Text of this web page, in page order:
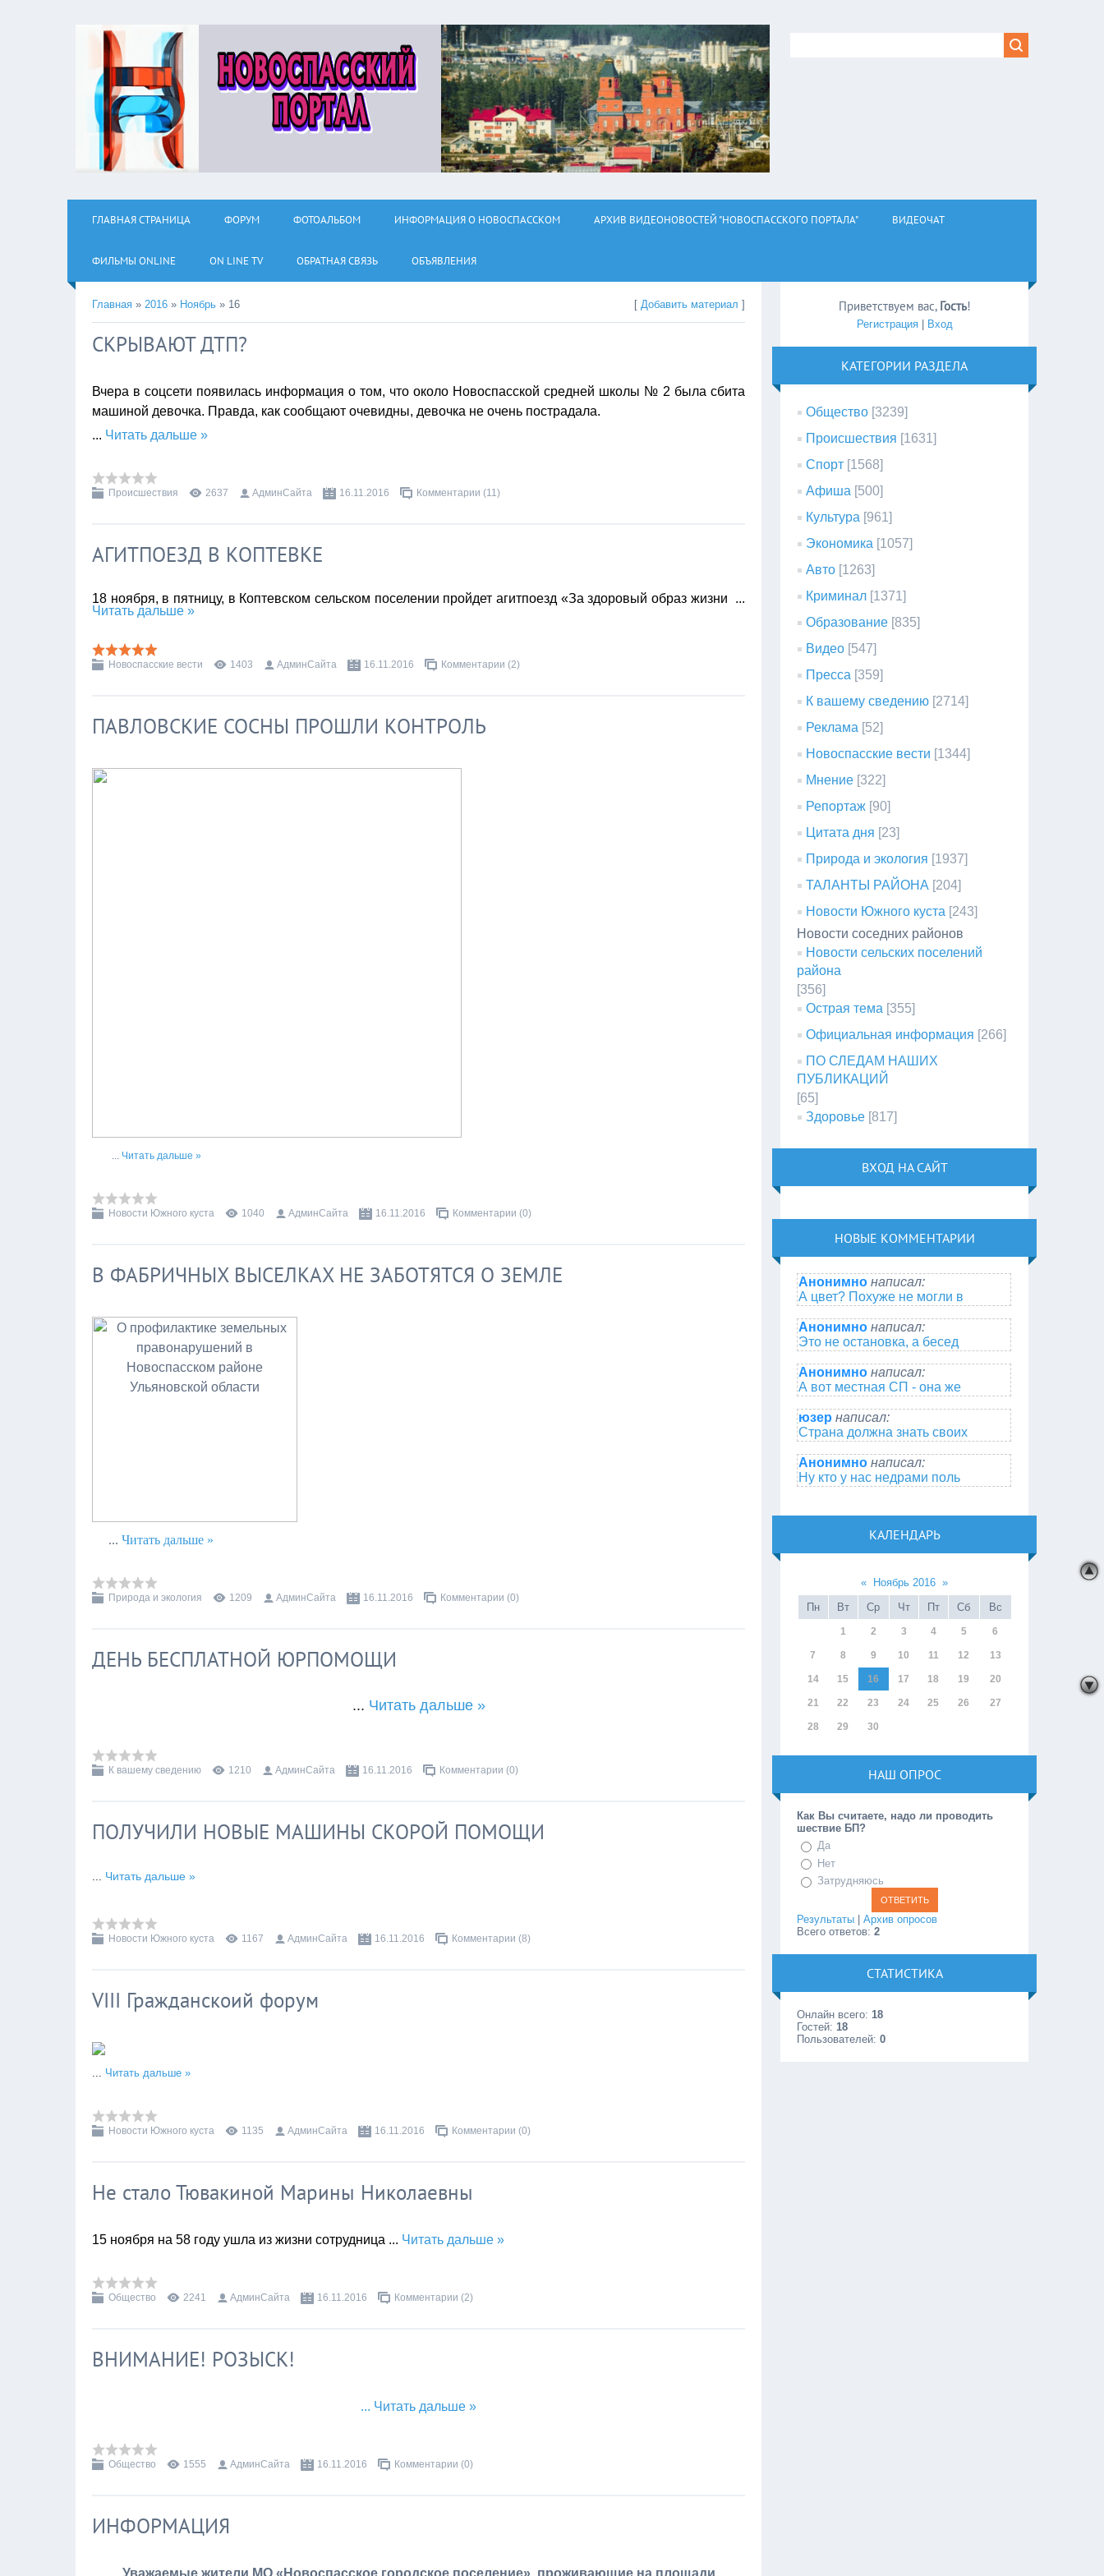
ГЛАВНАЯ СТРАНИЦА ФОРУМ ФОТОАЛЬБОМ ИНФОРМАЦИЯ О НОВОСПАССКОМ АРХИВ ВИДЕОНОВОСТЕЙ "НОВОСПАССКОГО ПОРТАЛА" ВИДЕОЧАТ
ФИЛЬМЫ ОNLINE ON LINE TV ОБРАТНАЯ СВЯЗЬ ОБЪЯВЛЕНИЯ
Главная » 2016 » Ноябрь » 16 [Добавить материал ]
СКРЫВАЮТ ДТП?
Вчера в соцсети появилась информация о том, что около Новоспасской средней школы № 2 была сбита
машиной девочка. Правда, как сообщают очевидны, девочка не очень пострадала.
... Читать дальше »
Происшествия 2637 АдминСайта 16.11.2016 Комментарии (11)
АГИТПОЕЗД В КОПТЕВКЕ
18 ноября, в пятницу, в Коптевском сельском поселении пройдет агитпоезд «За здоровый образ жизни ...
Читать дальше »
Новоспасские вести 1403 АдминСайта 16.11.2016 Комментарии (2)
ПАВЛОВСКИЕ СОСНЫ ПРОШЛИ КОНТРОЛЬ
... Читать дальше »
Новости Южного куста 1040 АдминСайта 16.11.2016 Комментарии (0)
В ФАБРИЧНЫХ ВЫСЕЛКАХ НЕ ЗАБОТЯТСЯ О ЗЕМЛЕ
... Читать дальше »
Природа и экология 1209 АдминСайта 16.11.2016 Комментарии (0)
ДЕНЬ БЕСПЛАТНОЙ ЮРПОМОЩИ
... Читать дальше »
К вашему сведению 1210 АдминСайта 16.11.2016 Комментарии (0)
ПОЛУЧИЛИ НОВЫЕ МАШИНЫ СКОРОЙ ПОМОЩИ
Читать дальше »
Новости Южного куста 1167 АдминСайта 16.11.2016 Комментарии (8)
VIII Гражданскоий форум
... Читать дальше »
Новости Южного куста 1135 АдминСайта 16.11.2016 Комментарии (0)
Не стало Тювакиной Марины Николаевны
15 ноября на 58 году ушла из жизни сотрудница ... Читать дальше »
Общество 2241 АдминСайта 16.11.2016 Комментарии (2)
ВНИМАНИЕ! РОЗЫСК!
... Читать дальше »
Общество 1555 АдминСайта 16.11.2016 Комментарии (0)
ИНФОРМАЦИЯ
Уважаемые жители МО «Новоспасское городское поселение», проживающие на площади
Приветствуем вас, Гость!
Регистрация| Вход
КАТЕГОРИИ РАЗДЕЛА
Общество [3239]
Происшествия [1631]
Спорт [1568]
Афиша [500]
Культура [961]
Экономика [1057]
Авто [1263]
Криминал [1371]
Образование [835]
Видео [547]
Пресса [359]
К вашему сведению [2714]
Реклама [52]
Новоспасские вести [1344]
Мнение [322]
Репортаж [90]
Цитата дня [23]
Природа и экология [1937]
ТАЛАНТЫ РАЙОНА [204]
Новости Южного куста [243]
Новости соседних районов
Новости сельских поселений
района
[356]
Острая тема [355]
Официальная информация [266]
ПО СЛЕДАМ НАШИХ
ПУБЛИКАЦИЙ
[65]
Здоровье [817]
ВХОД НА САЙТ
НОВЫЕ КОММЕНТАРИИ
Анонимно написал:
А цвет? Похуже не могли в
Анонимно написал:
Это не остановка, а бесед
Анонимно написал:
А вот местная СП - она же
юзер написал:
Страна должна знать своих
Анонимно написал:
Ну кто у нас недрами поль
КАЛЕНДАРЬ
« Ноябрь 2016 »
Пн
Вт Ср Чт Пт Сб Вс
1 2 3 4 5 6
7 8 9 10 11 12 13
14 15 16 17 18 19 20
21 22 23 24 25 26 27
28 29 30
НАШ ОПРОС
Как Вы считаете, надо ли проводить
шествие БП?
Да
Нет
Затрудняюсь
Результаты |Архив опросов
Всего ответов:2
СТАТИСТИКА
Онлайн всего: 18
Гостей: 18
Пользователей:0